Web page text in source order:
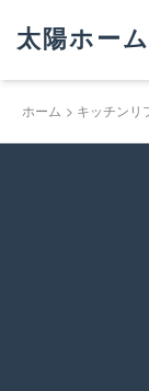
太陽ホーム
ホーム キッチンリ